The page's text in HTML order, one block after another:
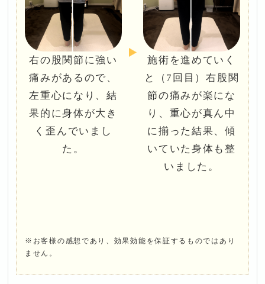
右の股関節に強い
痛みがあるので、
左重心になり、結
果的に身体が大き
く歪んでいまし
た。
施術を進めていく
と（7回目）右股関
節の痛みが楽にな
り、重心が真ん中
に揃った結果、傾
いていた身体も整
いました。
※お客様の感想であり、効果効能を保証するものではあり
ません。